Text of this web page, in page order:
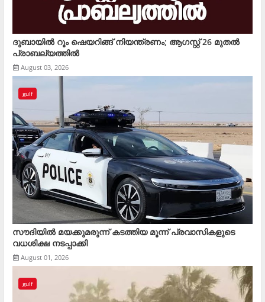
ദുബായില്‍ റൂം ഷെയറിങ്ങ് നിയന്ത്രണം; ആഗസ്റ്റ് 26 മുതല്‍
പ്രാബല്യത്തില്‍
August 03, 2026
gulf
സൗദിയിൽ മയക്കുമരുന്ന് കടത്തിയ മൂന്ന് പ്രവാസികളുടെ
വധശിക്ഷ നടപ്പാക്കി
August 01, 2026
gulf